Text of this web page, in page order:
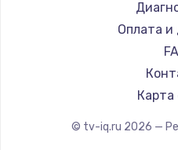
Замена
Ремонт
880
Оплата и
Карта
© tv-iq.ru 2026 —